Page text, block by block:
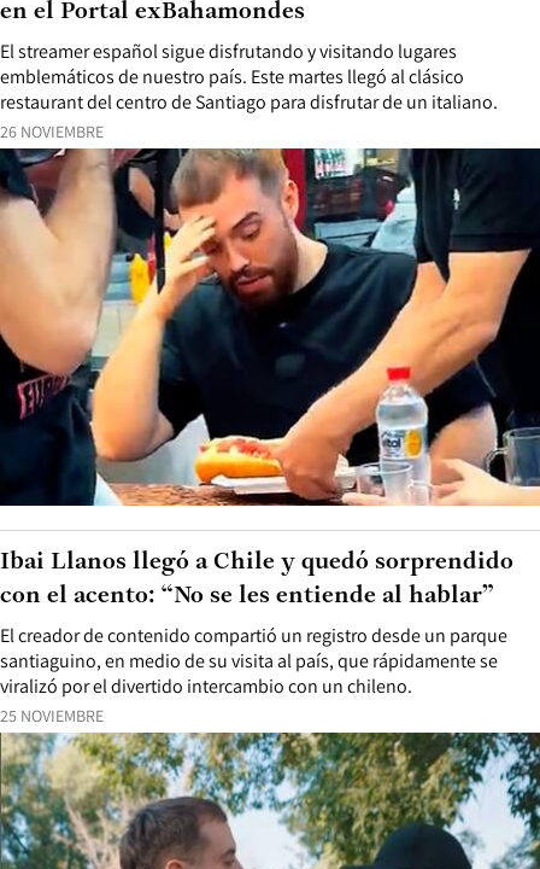
26 NOVIEMBRE
El streamer español sigue disfrutando y visitando lugares
emblemáticos de nuestro país. Este martes llegó al clásico
restaurant del centro de Santiago para disfrutar de un italiano.
en el Portal exBahamondes
25 NOVIEMBRE
El creador de contenido compartió un registro desde un parque
santiaguino, en medio de su visita al país, que rápidamente se
viralizó por el divertido intercambio con un chileno.
Ibai Llanos llegó a Chile y quedó sorprendido
con el acento: “No se les entiende al hablar”